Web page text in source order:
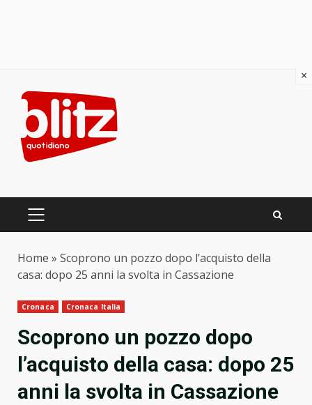
content
PRIMARY
Home » Scoprono un pozzo dopo l’acquisto della
casa: dopo 25 anni la svolta in Cassazione
Cronaca Cronaca Italia
Scoprono un pozzo dopo
l’acquisto della casa: dopo 25
anni la svolta in Cassazione
×